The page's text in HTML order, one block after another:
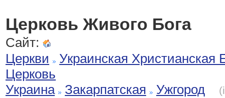
Церковь Живого Бога
Сайт:
Церкви
Украинская Христианская
Церковь
Украина
Закарпатская Ужгород